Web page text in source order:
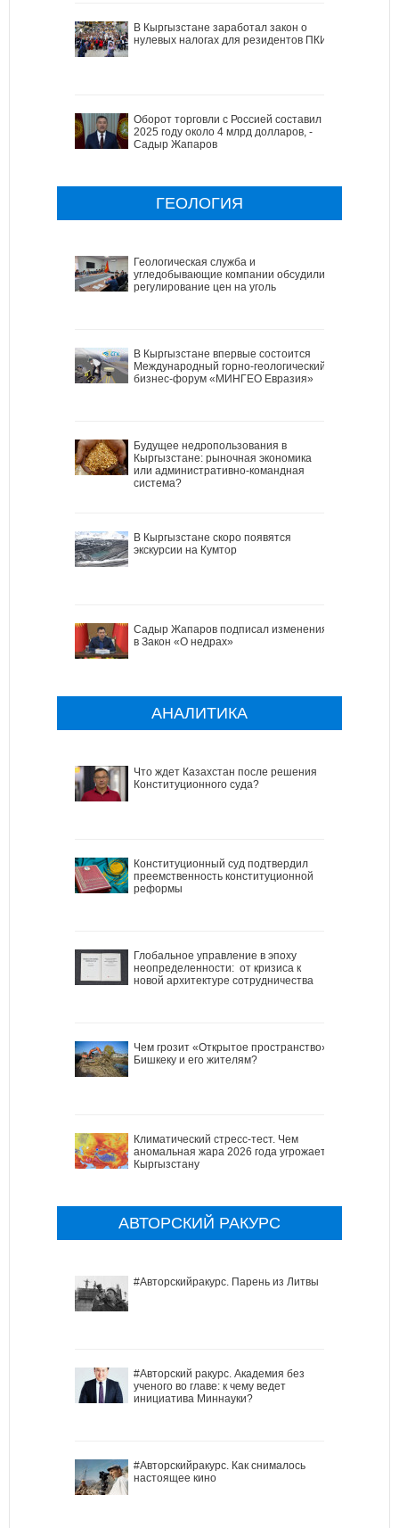
В Кыргызстане заработал закон о
нулевых налогах для резидентов ПКИ
Оборот торговли с Россией составил в
2025 году около 4 млрд долларов, -
Садыр Жапаров
ГЕОЛОГИЯ
Геологическая служба и
угледобывающие компании обсудили
регулирование цен на уголь
В Кыргызстане впервые состоится
Международный горно-геологический
бизнес-форум «МИНГЕО Евразия»
Будущее недропользования в
Кыргызстане: рыночная экономика
или административно-командная
система?
В Кыргызстане скоро появятся
экскурсии на Кумтор
Садыр Жапаров подписал изменения
в Закон «О недрах»
АНАЛИТИКА
Что ждет Казахстан после решения
Конституционного суда?
Конституционный суд подтвердил
преемственность конституционной
реформы
Глобальное управление в эпоху
неопределенности: от кризиса к
новой архитектуре сотрудничества
Чем грозит «Открытое пространство»
Бишкеку и его жителям?
Климатический стресс-тест. Чем
аномальная жара 2026 года угрожает
Кыргызстану
АВТОРСКИЙ РАКУРС
#Авторскийракурс. Парень из Литвы
#Авторский ракурс. Академия без
ученого во главе: к чему ведет
инициатива Миннауки?
#Авторскийракурс. Как снималось
настоящее кино